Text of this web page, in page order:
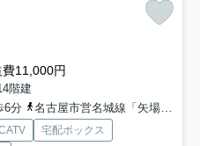
11,000円
階建
6分
名古屋市営名城線「矢場町」駅 徒歩3分
宅配ボックス